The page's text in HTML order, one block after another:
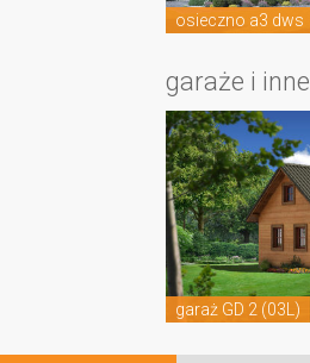
osieczno a3 dws
garaże i inne
garaż GD 2 (03L)